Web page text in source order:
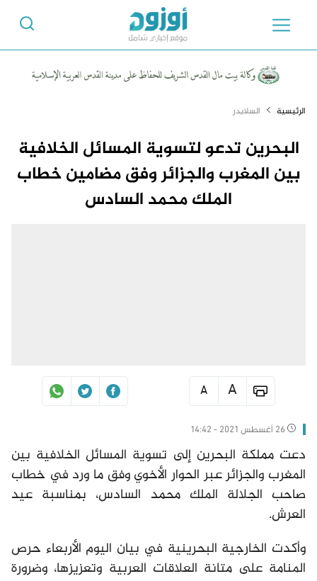
الرئيسية السلايدر
البحرين تدعو لتسوية المسائل الخلافية
بين المغرب والجزائر وفق مضامين خطاب
الملك محمد السادس
دعت مملكة البحرين إلى تسوية المسائل الخلافية بين
المغرب والجزائر عبر الحوار الأخوي وفق ما ورد في خطاب
صاحب الجلالة الملك محمد السادس، بمناسبة عيد
العرش.
وأكدت الخارجية البحرينية في بيان اليوم الأربعاء حرص
المنامة على متانة العلاقات العربية وتعزيزها، وضرورة
A
A